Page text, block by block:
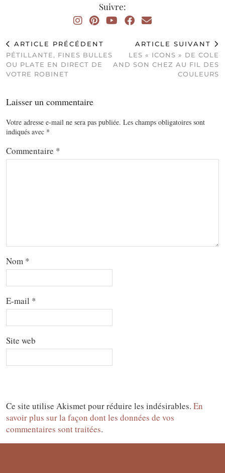
Suivre:
ARTICLE PRÉCÉDENT
PÉTILLANTE, FINES BULLES
OU PLATE EN DIRECT DE
VOTRE ROBINET
ARTICLE SUIVANT
LES « ICONS » DE COLE
AND SON CHEZ AU FIL DES
COULEURS
Laisser un commentaire
Votre adresse e-mail ne sera pas publiée. Les champs obligatoires sont
indiqués avec *
Commentaire *
Nom *
E-mail *
Site web
Ce site utilise Akismet pour réduire les indésirables. En
savoir plus sur la façon dont les données de vos
commentaires sont traitées.